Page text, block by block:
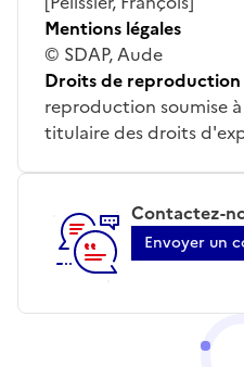
Mentions légales
© SDAP, Aude
Droits de
reproduction soumise
titulaire des droits
Contactez-
Envoyer un